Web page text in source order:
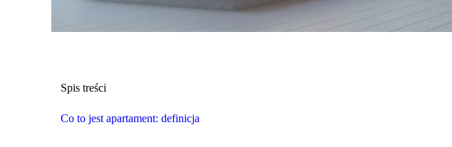
Spis treści
Co to jest apartament: definicja